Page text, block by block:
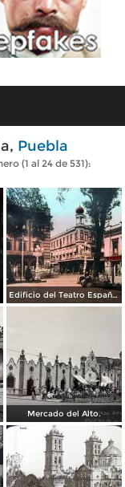
Puebla
(1 al 24 de 531):
Edificio del Teatro Español.
Mercado del Alto.